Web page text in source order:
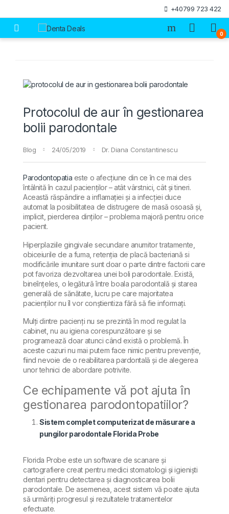
+40799 723 422
Open
0
Protocolul de aur în gestionarea
bolii parodontale
Blog 24/05/2019 Dr. Diana Constantinescu
Parodontopatia este o afecțiune din ce în ce mai des
întâlnită în cazul pacienților – atât vârstnici, cât și tineri.
Această răspândire a inflamației și a infecției duce
automat la posibilitatea de distrugere de masă osoasă și,
implicit, pierderea dinților – problema majoră pentru orice
pacient.
Hiperplaziile gingivale secundare anumitor tratamente,
obiceiurile de a fuma, retenția de placă bacteriană si
modificările imunitare sunt doar o parte dintre factorii care
pot favoriza dezvoltarea unei boli parodontale. Există,
bineînțeles, o legătură între boala parodontală și starea
generală de sănătate, lucru pe care majoritatea
pacienților nu îl vor conștientiza fără să fie informați.
Mulți dintre pacienți nu se prezintă în mod regulat la
cabinet, nu au igiena corespunzătoare și se
programează doar atunci când există o problemă. În
aceste cazuri nu mai putem face nimic pentru prevenție,
fiind nevoie de o reabilitarea pardontală și de alegerea
unor tehnici de abordare potrivite.
Ce echipamente vă pot ajuta în
gestionarea parodontopatiilor?
Sistem complet computerizat de măsurare a
pungilor parodontale Florida Probe
Florida Probe este un software de scanare și
cartografiere creat pentru medici stomatologi și igieniști
dentari pentru detectarea și diagnosticarea bolii
parodontale. De asemenea, acest sistem vă poate ajuta
să urmăriți progresul și rezultatele tratamentelor
efectuate.